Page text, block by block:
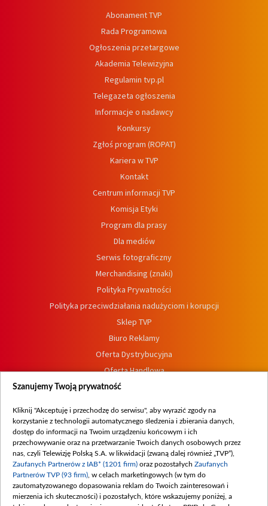
Abonament TVP
Rada Programowa
Ogłoszenia przetargowe
Akademia Telewizyjna
Regulamin tvp.pl
Telegazeta ogłoszenia
Informacje o nadawcy
Konkursy
Zgłoś program (ROPAT)
Kariera w TVP
Kontakt
Centrum informacji TVP
Komisja Etyki
Program dla prasy
Dla mediów
Serwis fotograficzny
Merchandising (znaki)
Polityka Prywatności
Polityka przeciwdziałania nadużyciom i korupcji
Sklep TVP
Biuro Reklamy
Oferta Dystrybucyjna
Oferta Handlowa
Dostępność
Procedura zgłoszeń wewnętrznych
Szanujemy Twoją prywatność
Kliknij "Akceptuję i przechodzę do serwisu", aby wyrazić zgody na
korzystanie z technologii automatycznego śledzenia i zbierania danych,
dostęp do informacji na Twoim urządzeniu końcowym i ich
przechowywanie oraz na przetwarzanie Twoich danych osobowych przez
nas, czyli Telewizję Polską S.A. w likwidacji (zwaną dalej również „TVP”),
Zaufanych Partnerów z IAB* (1201 firm) oraz pozostałych Zaufanych
Partnerów TVP (93 firm) , w celach marketingowych (w tym do
zautomatyzowanego dopasowania reklam do Twoich zainteresowań i
mierzenia ich skuteczności) i pozostałych, które wskazujemy poniżej, a